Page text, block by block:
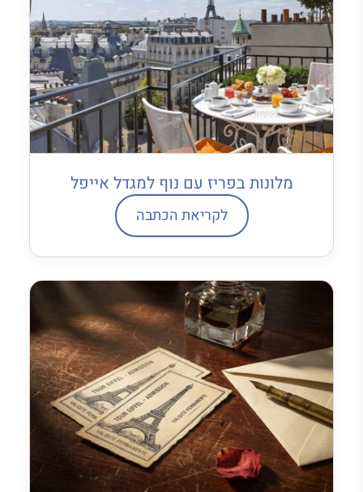
מלונות בפריז עם נוף למגדל אייפל
לקריאת הכתבה